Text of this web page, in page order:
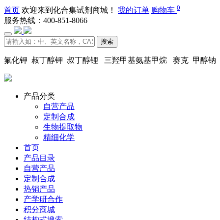
首页 欢迎来到化合集试剂商城！ 我的订单 购物车 0
服务热线：400-851-8066
搜索
氟化钾 叔丁醇钾 叔丁醇锂 三羟甲基氨基甲烷 赛克 甲醇钠
产品分类
自营产品
定制合成
生物提取物
精细化学
首页
产品目录
自营产品
定制合成
热销产品
产学研合作
积分商城